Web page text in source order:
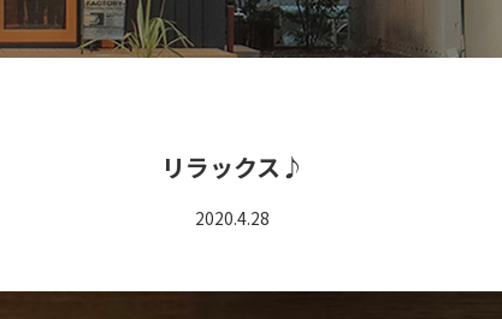
リラックス♪
2020.4.28